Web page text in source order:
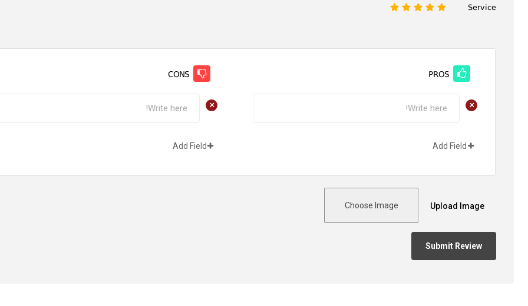
Service
5
4
3
2
PROS
+
Add Field
CONS
+
Add Field
Upload Image
Choose Image